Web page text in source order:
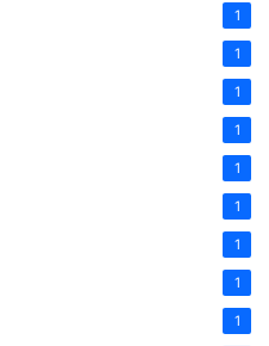
1
1
1
1
1
1
1
1
1